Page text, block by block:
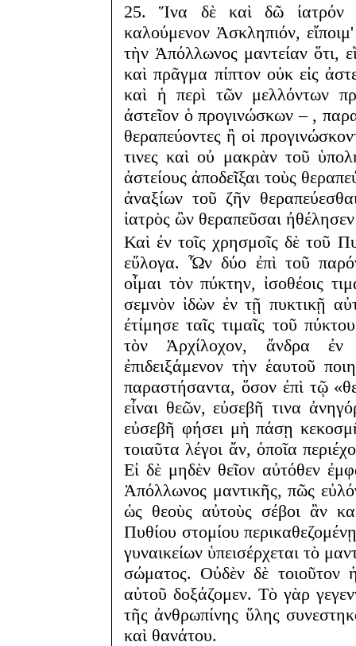
25. Ἵνα δὲ καὶ δῶ ἰατρόν
καλούμενον Ἀσκληπιόν,
τὴν Ἀπόλλωνος μαντείαν ὅτι,
καὶ πρᾶγμα πίπτον οὐκ εἰς
καὶ ἡ περὶ τῶν μελλόντων
ἀστεῖον ὁ προγινώσκων – ,
θεραπεύοντες ἢ οἱ
τινες καὶ οὐ μακρὰν τοῦ
ἀστείους ἀποδεῖξαι τοὺς
ἀναξίων τοῦ ζῆν
ἰατρὸς ὢν θεραπεῦσαι
Καὶ ἐν τοῖς χρησμοῖς δὲ τοῦ
εὔλογα. Ὧν δύο ἐπὶ τοῦ
οἶμαι τὸν πύκτην, ἰσοθέοις
σεμνὸν ἰδὼν ἐν τῇ πυκτικῇ
ἐτίμησε ταῖς τιμαῖς τοῦ
τὸν Ἀρχίλοχον, ἄνδρα ἐν
ἐπιδειξάμενον τὴν ἑαυτοῦ
παραστήσαντα, ὅσον ἐπὶ τῷ
εἶναι θεῶν, εὐσεβῆ τινα
εὐσεβῆ φήσει μὴ πάσῃ
τοιαῦτα λέγοι ἄν, ὁποῖα
Εἰ δὲ μηδὲν θεῖον αὐτόθεν
Ἀπόλλωνος μαντικῆς, πῶς
ὡς θεοὺς αὐτοὺς σέβοι ἂν
Πυθίου στομίου
γυναικείων ὑπεισέρχεται τὸ
σώματος. Οὐδὲν δὲ τοιοῦτον
αὐτοῦ δοξάζομεν. Τὸ γὰρ
τῆς ἀνθρωπίνης ὕλης
καὶ θανάτου.